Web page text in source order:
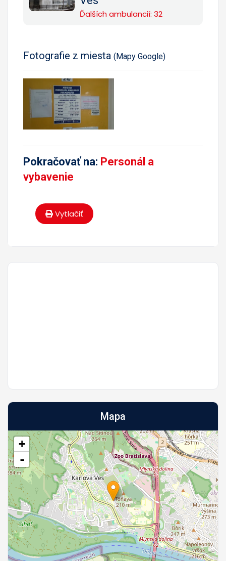
Ďalších ambulancií: 32
Fotografie z miesta (Mapy Google)
Pokračovať na: Personál a
vybavenie
Vytlačiť
Mapa
+
-